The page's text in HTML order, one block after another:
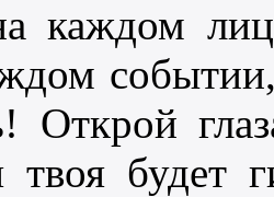
каждом
Открой
твоя будет